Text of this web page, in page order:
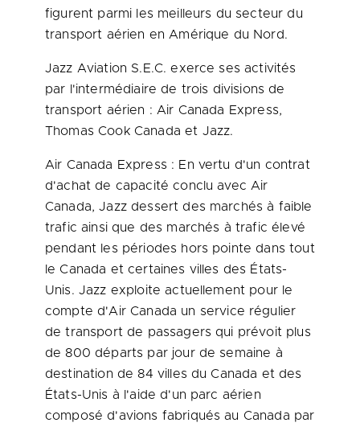
figurent parmi les meilleurs du secteur du
transport aérien en Amérique du Nord.
Jazz Aviation S.E.C. exerce ses activités
par l'intermédiaire de trois divisions de
transport aérien : Air Canada Express,
Thomas Cook Canada et Jazz.
Air Canada Express : En vertu d'un contrat
d'achat de capacité conclu avec Air
Canada, Jazz dessert des marchés à faible
trafic ainsi que des marchés à trafic élevé
pendant les périodes hors pointe dans tout
leCanada et certaines villes des États-
Unis. Jazz exploite actuellement pour le
compte d'AirCanada un service régulier
de transport de passagers qui prévoit plus
de 800 départs par jour de semaine à
destination de 84 villes duCanada et des
États-Unis à l'aide d'un parc aérien
composé d'avions fabriqués au Canada par